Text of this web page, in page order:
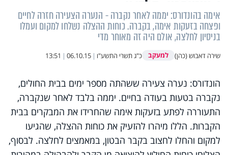
אימה בהונדורס: יממה לאחר נקברה - הנערה הצעירה חזרה לחיים
ופצחה בזעקות אימה, בקברה. כוחות ההצלה נשלחו למקום ועמלו
בניסיון לחלצה, אולם היה זה מאוחר מדי
שירה דאבוש (כהן) למעקב כ"ג תשרי התשע"ו |
06.10.15
|
13:51
הונדורס: נערה צעירה ששהתה מספר ימים בבית החולים,
נקברה בטעות בעודה בחיים. יממה בלבד לאחר שנקברה,
התעוררה לפתע בזעקות אימה שהחרידו את המבקרים בבית
הקברות. הללו מיהרו להזעיק את כוחות ההצלה, שהגיעו
למקום והחלו לחצוב בקבר הבטון, במאמצים לחלצה. לבסוף,